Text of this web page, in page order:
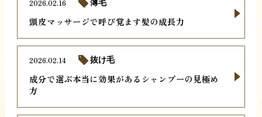
頭皮マッサージで呼び覚ます髪の成長力
2026.02.16 薄毛
成分で選ぶ本当に効果があるシャンプーの見極め
方
2026.02.14 抜け毛